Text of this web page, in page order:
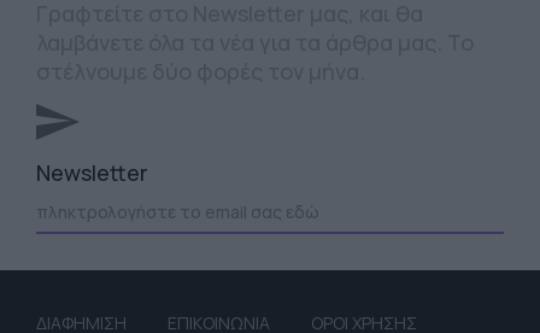
Newsletter
ΔΙΑΦΗΜΙΣΗ ΕΠΙΚΟΙΝΩΝΙΑ ΟΡΟΙ ΧΡΗΣΗΣ